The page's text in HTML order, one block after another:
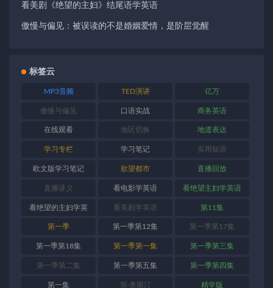
看美剧《绝望的主妇》结尾语学英语
傲慢与偏见：被误读的不是婚姻爱情，是阶层觉醒
标签云
MP3音频 TED演讲 亿万
傲慢与偏见 口语实战 商务英语
在线观看 地区切换 地道表达
学习专栏 学习笔记 实用短语
欧文版学习笔记 欲望都市 直播回放
直播讲义 看电影学英语 看绝望主妇学英语
看绝望的主妇学英
语
看美剧学英语 第11集
第一季 第一季第12集 第一季第17集
第一季第18集 第一季第一集 第一季第三集
第一季第二集 第一季第五集 第一季第四集
第一集 简·奥斯汀 精学版